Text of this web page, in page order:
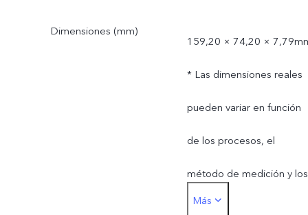
Dimensiones (mm)
159,20 × 74,20 ×
* Las dimensiones reales
pueden variar en función
de los procesos, el
método de medición y los
suministros de materiales.
Más